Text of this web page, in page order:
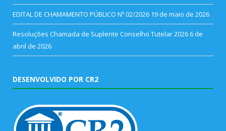
EDITAL DE CHAMAMENTO PÚBLICO Nº 02/2026 19 de maio de 2026
Resoluções Chamada de Suplente Conselho Tutelar 2026 6 de
abril de 2026
DESENVOLVIDO POR CR2